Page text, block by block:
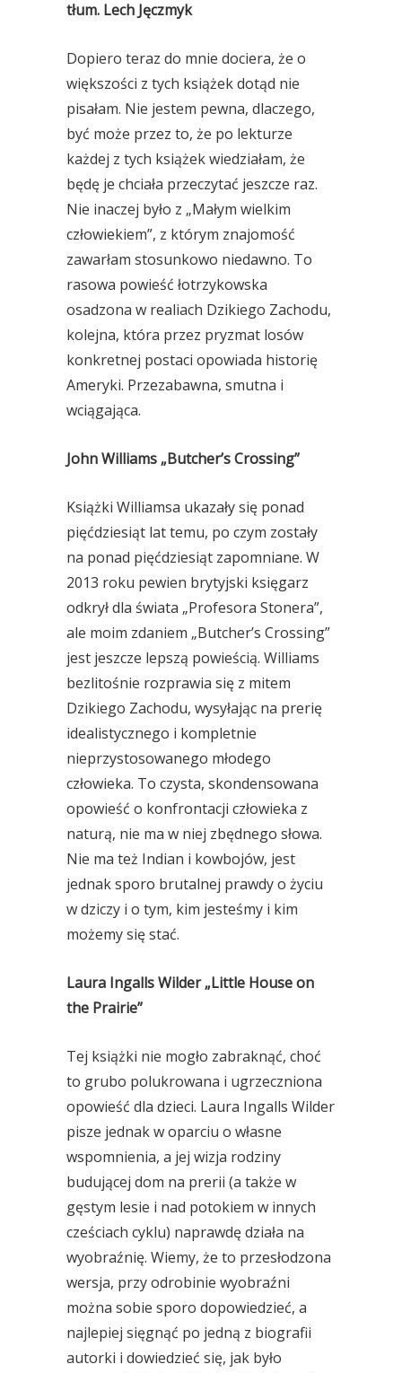
tłum. Lech Jęczmyk
Dopiero teraz do mnie dociera, że o
większości z tych książek dotąd nie
pisałam. Nie jestem pewna, dlaczego,
być może przez to, że po lekturze
każdej z tych książek wiedziałam, że
będę je chciała przeczytać jeszcze raz.
Nie inaczej było z „Małym wielkim
człowiekiem”, z którym znajomość
zawarłam stosunkowo niedawno. To
rasowa powieść łotrzykowska
osadzona w realiach Dzikiego Zachodu,
kolejna, która przez pryzmat losów
konkretnej postaci opowiada historię
Ameryki. Przezabawna, smutna i
wciągająca.
John Williams „Butcher’s Crossing”
Książki Williamsa ukazały się ponad
pięćdziesiąt lat temu, po czym zostały
na ponad pięćdziesiąt zapomniane. W
2013 roku pewien brytyjski księgarz
odkrył dla świata „Profesora Stonera”,
ale moim zdaniem „Butcher’s Crossing”
jest jeszcze lepszą powieścią. Williams
bezlitośnie rozprawia się z mitem
Dzikiego Zachodu, wysyłając na prerię
idealistycznego i kompletnie
nieprzystosowanego młodego
człowieka. To czysta, skondensowana
opowieść o konfrontacji człowieka z
naturą, nie ma w niej zbędnego słowa.
Nie ma też Indian i kowbojów, jest
jednak sporo brutalnej prawdy o życiu
w dziczy i o tym, kim jesteśmy i kim
możemy się stać.
Laura Ingalls Wilder „Little House on
the Prairie”
Tej książki nie mogło zabraknąć, choć
to grubo polukrowana i ugrzeczniona
opowieść dla dzieci. Laura Ingalls Wilder
pisze jednak w oparciu o własne
wspomnienia, a jej wizja rodziny
budującej dom na prerii (a także w
gęstym lesie i nad potokiem w innych
cześciach cyklu) naprawdę działa na
wyobraźnię. Wiemy, że to przesłodzona
wersja, przy odrobinie wyobraźni
można sobie sporo dopowiedzieć, a
najlepiej sięgnąć po jedną z biografii
autorki i dowiedzieć się, jak było